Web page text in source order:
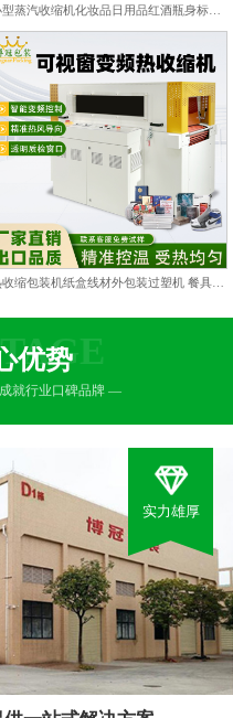
优势
就行业口碑品牌 —
实力雄厚